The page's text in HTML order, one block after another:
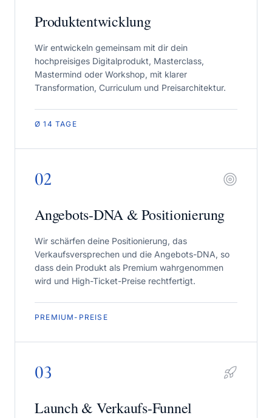
Produktentwicklung
Wir entwickeln gemeinsam mit dir dein
hochpreisiges Digitalprodukt, Masterclass,
Mastermind oder Workshop, mit klarer
Transformation, Curriculum und Preisarchitektur.
Ø 14 TAGE
02
Angebots-DNA & Positionierung
Wir schärfen deine Positionierung, das
Verkaufsversprechen und die Angebots-DNA, so
dass dein Produkt als Premium wahrgenommen
wird und High-Ticket-Preise rechtfertigt.
PREMIUM-PREISE
03
Launch & Verkaufs-Funnel